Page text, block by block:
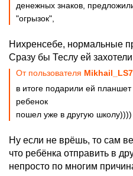
денежных знаков,
"огрызок",
Нихренсебе, нормальные
Сразу бы Теслу ей
От пользователя
в итоге подарили ей
ребенок
пошел уже в другую школу))))
Ну если не врёшь, то сам
что ребёнка отправить в
непросто по многим